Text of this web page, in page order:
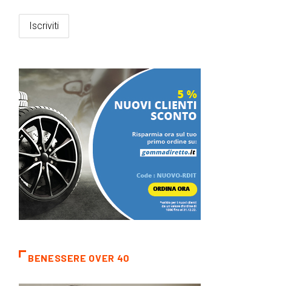
BENESSERE OVER 40